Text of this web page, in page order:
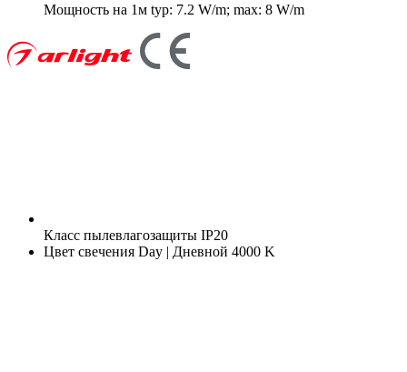
Мощность на 1м typ: 7.2 W/m; max: 8 W/m
Класс пылевлагозащиты IP20
Цвет свечения Day | Дневной 4000 K